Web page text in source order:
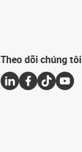
Theo dõi chúng tôi